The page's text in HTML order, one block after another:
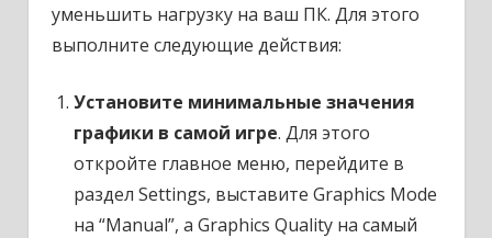
уменьшить нагрузку на ваш ПК. Для этого
выполните следующие действия:
Установите минимальные значения
графики в самой игре. Для этого
откройте главное меню, перейдите в
раздел Settings, выставите Graphics Mode
на “Manual”, а Graphics Quality на самый